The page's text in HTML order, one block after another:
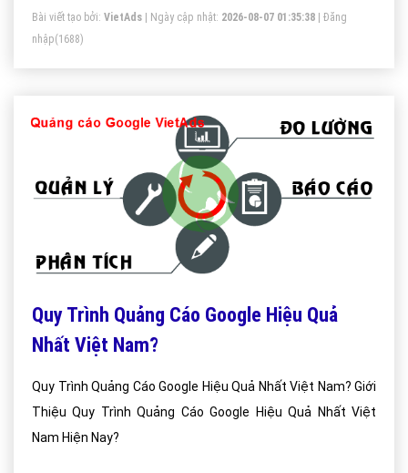
Bài viết tạo bởi: VietAds | Ngày cập nhật: 2026-08-07 01:35:38
Đăng
nhập(1688)
Quy Trình Quảng Cáo Google Hiệu Quả
Nhất Việt Nam?
Quy Trình Quảng Cáo Google Hiệu Quả Nhất Việt Nam? Giới
Thiệu Quy Trình Quảng Cáo Google Hiệu Quả Nhất Việt
Nam Hiện Nay?